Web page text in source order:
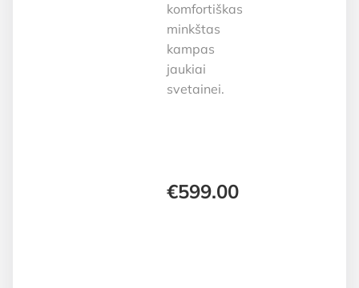
komfortiškas
minkštas
kampas
jaukiai
svetainei.
€599.00